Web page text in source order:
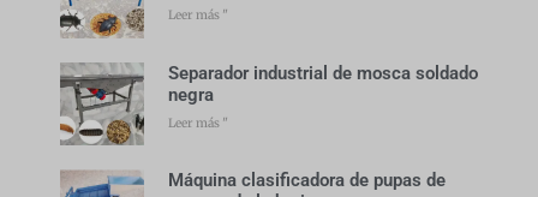
Leer más "
Separador industrial de mosca soldado
negra
Leer más "
Máquina clasificadora de pupas de